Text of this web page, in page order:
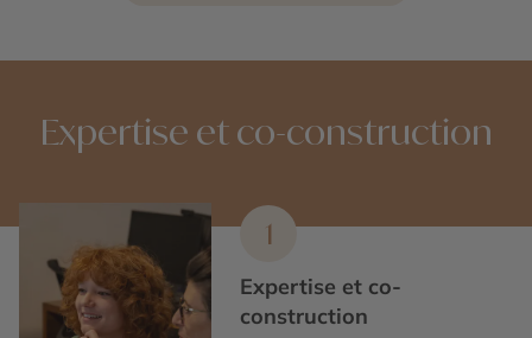
Expertise et co-construction
1
Expertise et co-
construction